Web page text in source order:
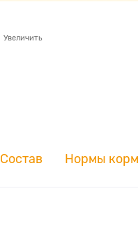
Увеличить
Состав Нормы